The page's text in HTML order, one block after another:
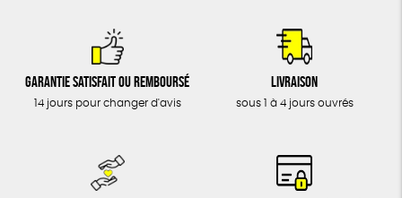
Garantie satisfait ou remboursé
14 jours pour changer d'avis
Livraison
sous 1 à 4 jours ouvrés